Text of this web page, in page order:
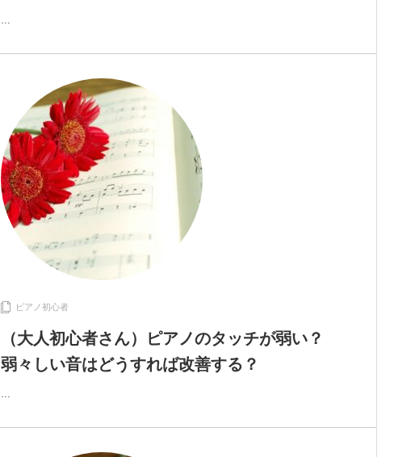
…
ピアノ初心者
（大人初心者さん）ピアノのタッチが弱い？
弱々しい音はどうすれば改善する？
…